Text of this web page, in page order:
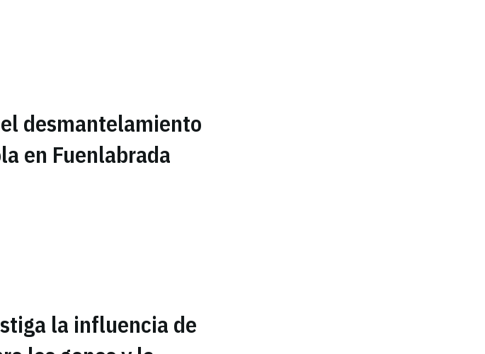
desmantelamiento
en Fuenlabrada
la influencia de